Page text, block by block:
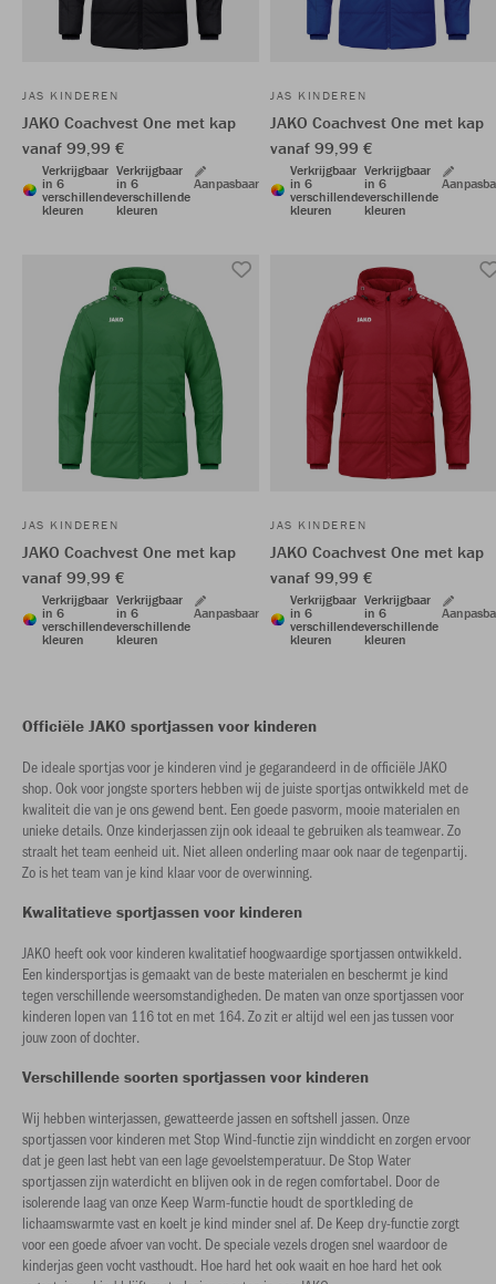
JAS KINDEREN
JAKO Coachvest One met kap
vanaf 99,99 €
Verkrijgbaar
in 6
verschillende
kleuren
Verkrijgbaar
in 6
verschillende
kleuren
Aanpasbaar
JAS KINDEREN
JAKO Coachvest One met kap
vanaf 99,99 €
Verkrijgbaar
in 6
verschillende
kleuren
Verkrijgbaar
in 6
verschillende
kleuren
JAS KINDEREN
JAKO Coachvest One met kap
vanaf 99,99 €
Verkrijgbaar
in 6
verschillende
kleuren
Verkrijgbaar
in 6
verschillende
kleuren
Aanpasbaar
JAS KINDEREN
JAKO Coachvest One met kap
vanaf 99,99 €
Verkrijgbaar
in 6
verschillende
kleuren
Verkrijgbaar
in 6
verschillende
kleuren
Officiële JAKO sportjassen voor kinderen
De ideale sportjas voor je kinderen vind je gegarandeerd in de officiële JAKO
shop. Ook voor jongste sporters hebben wij de juiste sportjas ontwikkeld met de
kwaliteit die van je ons gewend bent. Een goede pasvorm, mooie materialen en
unieke details. Onze kinderjassen zijn ook ideaal te gebruiken als teamwear. Zo
straalt het team eenheid uit. Niet alleen onderling maar ook naar de tegenpartij.
Zo is het team van je kind klaar voor de overwinning.
Kwalitatieve sportjassen voor kinderen
JAKO heeft ook voor kinderen kwalitatief hoogwaardige sportjassen ontwikkeld.
Een kindersportjas is gemaakt van de beste materialen en beschermt je kind
tegen verschillende weersomstandigheden. De maten van onze sportjassen voor
kinderen lopen van 116 tot en met 164. Zo zit er altijd wel een jas tussen voor
jouw zoon of dochter.
Verschillende soorten sportjassen voor kinderen
Wij hebben winterjassen, gewatteerde jassen en softshell jassen. Onze
sportjassen voor kinderen met Stop Wind-functie zijn winddicht en zorgen ervoor
dat je geen last hebt van een lage gevoelstemperatuur. De Stop Water
sportjassen zijn waterdicht en blijven ook in de regen comfortabel. Door de
isolerende laag van onze Keep Warm-functie houdt de sportkleding de
lichaamswarmte vast en koelt je kind minder snel af. De Keep dry-functie zorgt
voor een goede afvoer van vocht. De speciale vezels drogen snel waardoor de
kinderjas geen vocht vasthoudt. Hoe hard het ook waait en hoe hard het ook